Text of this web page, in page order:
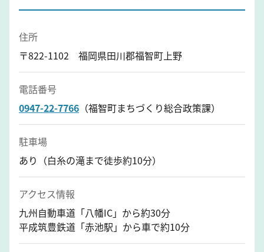
住所
〒822-1102 福岡県田川郡福智町上野
電話番号
0947-22-7766 （福智町まちづくり総合政策課）
駐車場
あり（白糸の滝まで徒歩約10分）
アクセス情報
九州自動車道「八幡IC」から約30分
平成筑豊鉄道「赤池駅」から車で約10分